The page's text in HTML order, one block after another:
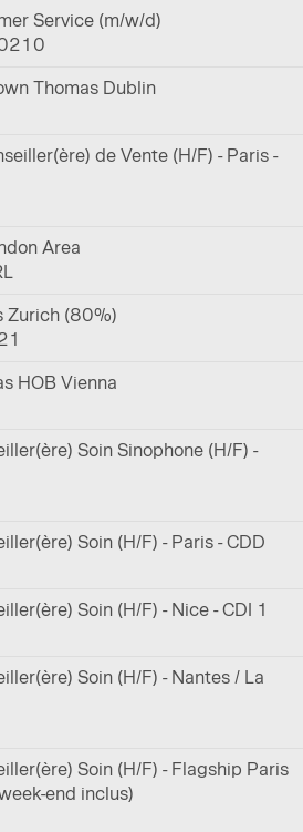
Service (m/w/d)
Thomas Dublin
de Vente (H/F) - Paris -
Area
Zurich (80%)
HOB Vienna
Soin Sinophone (H/F) -
Soin (H/F) - Paris - CDD
Soin (H/F) - Nice - CDI 1
Soin (H/F) - Nantes / La
Soin (H/F) - Flagship Paris
end inclus)